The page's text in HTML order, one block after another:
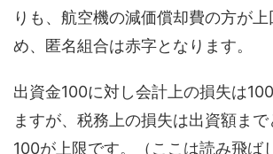
りも、航空機の減価償却費の方が
め、匿名組合は赤字となります。
出資金100に対し会計上の損失は
ますが、税務上の損失は出資額ま
100が上限です。（ここは読み飛ば